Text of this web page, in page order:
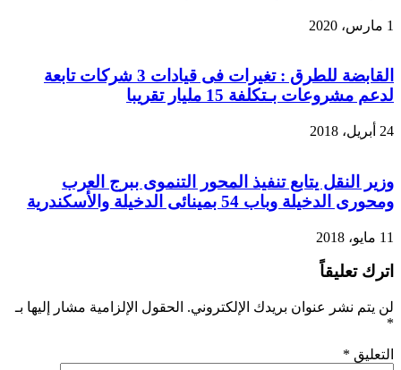
1 مارس، 2020
القابضة للطرق : تغيرات فى قيادات 3 شركات تابعة
لدعم مشروعات بـتكلفة 15 مليار تقريبا
24 أبريل، 2018
وزير النقل يتابع تنفيذ المحور التنموى ببرج العرب
ومحورى الدخيلة وباب 54 بمينائى الدخيلة واﻷسكندرية
11 مايو، 2018
اترك تعليقاً
لن يتم نشر عنوان بريدك الإلكتروني. الحقول الإلزامية مشار إليها بـ
*
التعليق *